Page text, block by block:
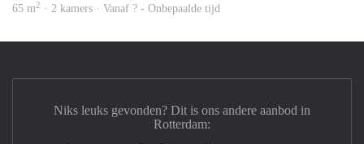
65 m2 · 2 kamers · Vanaf ? - Onbepaalde tijd
Niks leuks gevonden? Dit is ons andere aanbod in
Rotterdam: